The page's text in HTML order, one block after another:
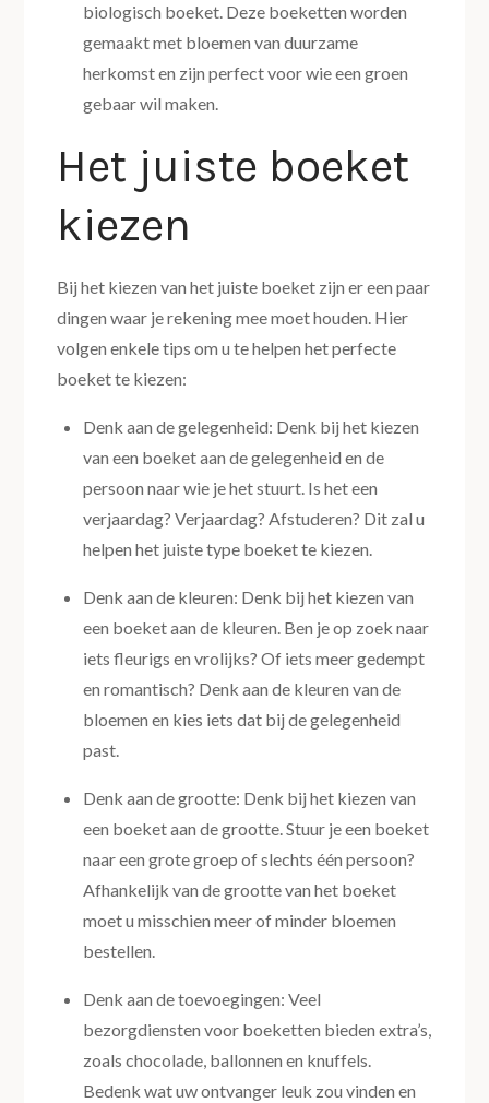
biologisch boeket. Deze boeketten worden
gemaakt met bloemen van duurzame
herkomst en zijn perfect voor wie een groen
gebaar wil maken.
Het juiste boeket
kiezen
Bij het kiezen van het juiste boeket zijn er een paar
dingen waar je rekening mee moet houden. Hier
volgen enkele tips om u te helpen het perfecte
boeket te kiezen:
Denk aan de gelegenheid: Denk bij het kiezen
van een boeket aan de gelegenheid en de
persoon naar wie je het stuurt. Is het een
verjaardag? Verjaardag? Afstuderen? Dit zal u
helpen het juiste type boeket te kiezen.
Denk aan de kleuren: Denk bij het kiezen van
een boeket aan de kleuren. Ben je op zoek naar
iets fleurigs en vrolijks? Of iets meer gedempt
en romantisch? Denk aan de kleuren van de
bloemen en kies iets dat bij de gelegenheid
past.
Denk aan de grootte: Denk bij het kiezen van
een boeket aan de grootte. Stuur je een boeket
naar een grote groep of slechts één persoon?
Afhankelijk van de grootte van het boeket
moet u misschien meer of minder bloemen
bestellen.
Denk aan de toevoegingen: Veel
bezorgdiensten voor boeketten bieden extra’s,
zoals chocolade, ballonnen en knuffels.
Bedenk wat uw ontvanger leuk zou vinden en